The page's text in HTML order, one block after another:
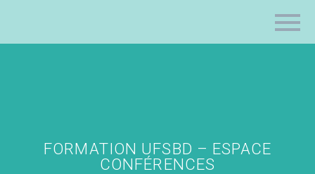
FORMATION UFSBD – ESPACE
CONFÉRENCES